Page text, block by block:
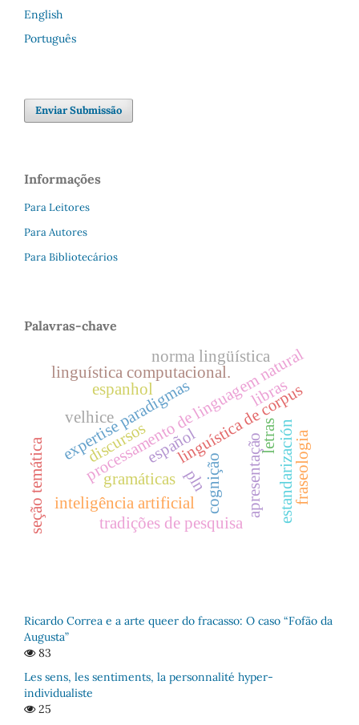
English
Português
Enviar Submissão
Informações
Para Leitores
Para Autores
Para Bibliotecários
Palavras-chave
linguística de corpus
processamento de linguagem natural
linguística computacional.
inteligência artificial
letras
apresentação
seção temática cognição
expertise paradigmas
tradições de pesquisa
estandarización
gramáticas
norma lingüística
español
espanhol libras
fraseologia
pln
velhice
discursos
Ricardo Correa e a arte queer do fracasso: O caso “Fofão da
Augusta”
83
Les sens, les sentiments, la personnalité hyper-
individualiste
25